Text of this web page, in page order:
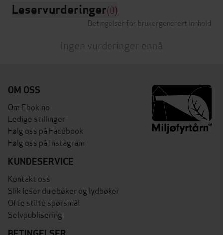
Leservurderinger(0)
Betingelser for brukergenerert innhold
Ingen vurderinger ennå
OM OSS
Om Ebok.no
Ledige stillinger
Følg oss på Facebook
Følg oss på Instagram
KUNDESERVICE
Kontakt oss
Slik leser du ebøker og lydbøker
Ofte stilte spørsmål
Selvpublisering